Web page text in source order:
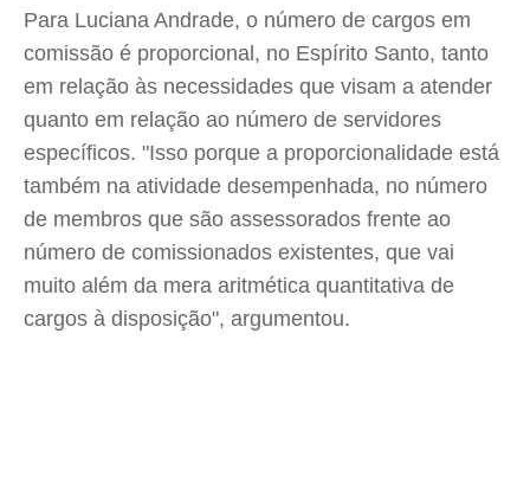
Para Luciana Andrade, o número de cargos em
comissão é proporcional, no Espírito Santo, tanto
em relação às necessidades que visam a atender
quanto em relação ao número de servidores
específicos. "Isso porque a proporcionalidade está
também na atividade desempenhada, no número
de membros que são assessorados frente ao
número de comissionados existentes, que vai
muito além da mera aritmética quantitativa de
cargos à disposição", argumentou.